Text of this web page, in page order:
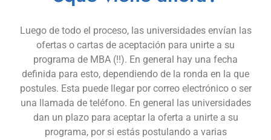
Luego de todo el proceso, las universidades envían las
ofertas o cartas de aceptación para unirte a su
programa de MBA (!!). En general hay una fecha
definida para esto, dependiendo de la ronda en la que
postules. Esta puede llegar por correo electrónico o ser
una llamada de teléfono. En general las universidades
dan un plazo para aceptar la oferta a unirte a su
programa, por si estás postulando a varias